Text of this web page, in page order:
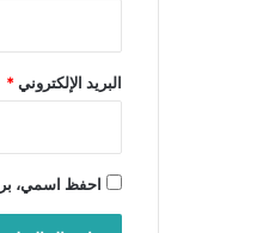
البريد الإلكتروني*
احفظ اسمي،